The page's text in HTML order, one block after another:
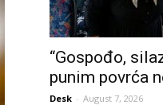
“Gospođo,
punim povrća
Desk - August 7, 2026